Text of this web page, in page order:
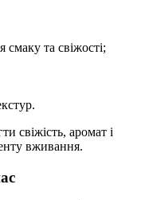
смаку та свіжості;
свіжість, аромат і
вживання.